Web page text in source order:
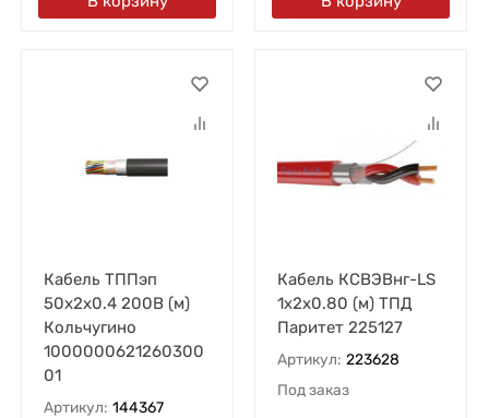
Кабель ТППэп
50х2х0.4 200В (м)
Кольчугино
1000000621260300
01
Артикул: 144367
Кабель КСВЭВнг-LS
1х2х0.80 (м) ТПД
Паритет 225127
Артикул: 223628
Под заказ